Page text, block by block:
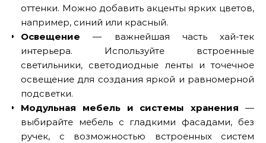
оттенки. Можно добавить акценты ярких цветов,
например, синий или красный.
Освещение — важнейшая часть хай-тек
интерьера. Используйте встроенные
светильники, светодиодные ленты и точечное
освещение для создания яркой и равномерной
подсветки.
Модульная мебель и системы хранения —
выбирайте мебель с гладкими фасадами, без
ручек, с возможностью встроенных систем